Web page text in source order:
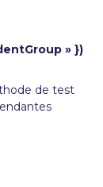
» })
de test